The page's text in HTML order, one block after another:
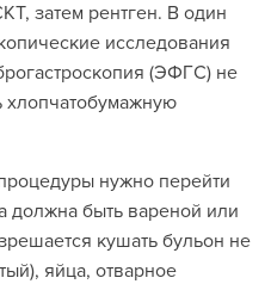
затем рентген. В один
исследования
(ЭФГС) не
хлопчатобумажную
нужно перейти
должна быть вареной или
кушать бульон не
яйца, отварное